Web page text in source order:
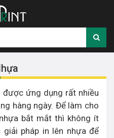
được ứng dụng rất nhiều
hàng ngày. Để làm cho
bắt mắt thì không ít
pháp in lên nhựa để